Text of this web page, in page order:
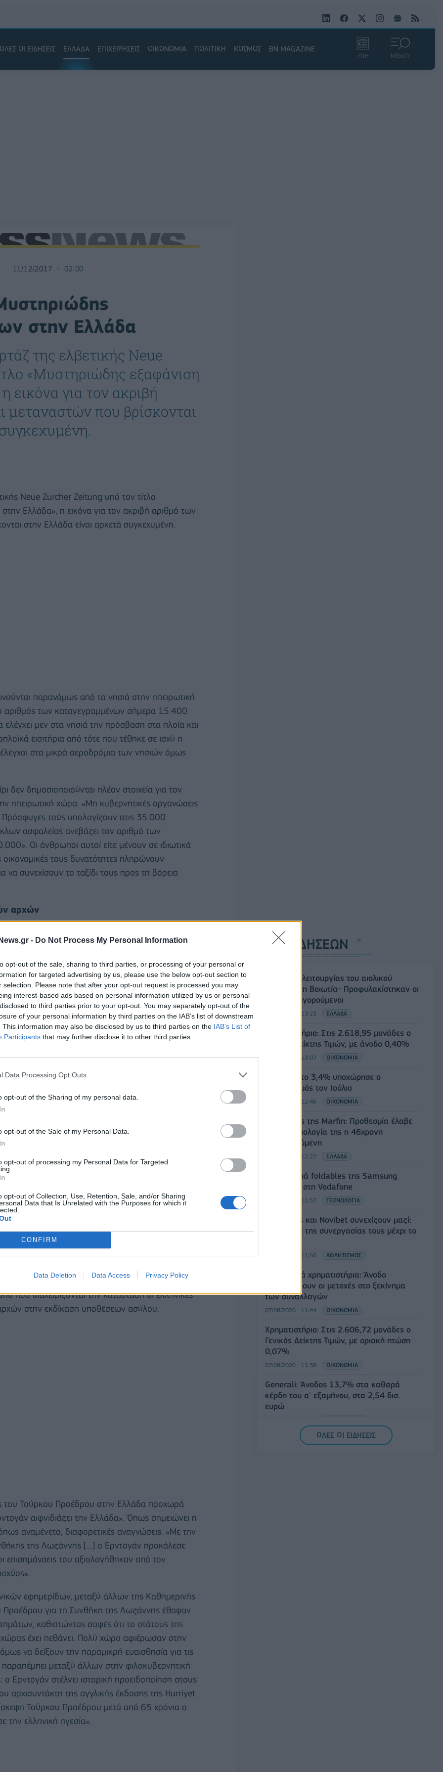
- Do Not Process My Personal Information
opt-out of the sale, sharing to third parties, or processing of your personal or
for targeted advertising by us, please use the below opt-out section to
selection. Please note that after your opt-out request is processed you may
interest-based ads based on personal information utilized by us or personal
to third parties prior to your opt-out. You may separately opt-out of the
of your personal information by third parties on the IAB’s list of downstream
This information may also be disclosed by us to third parties on the IAB’s List of
Participants that may further disclose it to other third parties.
Data Processing Opt Outs
opt-out of the Sharing of my personal data.
opt-out of the Sale of my Personal Data.
opt-out of processing my Personal Data for Targeted
opt-out of Collection, Use, Retention, Sale, and/or Sharing
Data that Is Unrelated with the Purposes for which it
CONFIRM
Data Deletion Data Access Privacy Policy
ΟΛΕΣ ΟΙ ΕΙΔΗΣΕΙΣ ΕΛΛΑΔΑ ΕΠΙΧΕΙΡΗΣΕΙΣ ΟΙΚΟΝΟΜΙΑ ΠΟΛΙΤΙΚΗ ΚΟΣΜΟΣ BN MAGAZINE
ΡΟΗ ΜΕΝΟΥ
11/12/2017 02:00
στην Ελλάδα
της ελβετικής Neue
«Μυστηριώδης εξαφάνιση
για τον ακριβή
που βρίσκονται
Neue Zurcher Zeitung υπό τον τίτλο
Ελλάδα», η εικόνα για τον ακριβή αριθμό των
στην Ελλάδα είναι αρκετά συγκεχυμένη.
παρανόμως από τα νησιά στην ηπειρωτική
αριθμός των καταγεγραμμένων σήμερα 15.400
μεν στα νησιά την πρόσβαση στα πλοία και
εισιτήρια από τότε που τέθηκε σε ισχύ η
στα μικρά αεροδρόμια των νησιών όμως
δημοσιοποιούνται πλέον στοιχεία για τον
ηπειρωτική χώρα. «Μη κυβερνητικές οργανώσεις
τούς υπολογίζουν στις 35.000
ασφαλείας ανεβάζει τον αριθμό των
Οι άνθρωποι αυτοί είτε μένουν σε ιδιωτικά
οικονομικές τους δυνατότητες πληρώνουν
να συνεχίσουν το ταξίδι τους προς τη βόρεια
αρχών
εκτιμήσεις με την επαναφορά των συνοριακών
από την Ελλάδα. Όπως γράφει, η γερμανική
και μεταναστών που επιχειρούν να μεταβούν
Γι΄ αυτό και η Γερμανία προχωρά από το
από την Ελλάδα.
αρχών να μην προχωρήσει σε
πρόσφυγες στην ηπειρωτική Ελλάδα, όπως
επισημαίνεται, οι διακινητές στην Τουρκία
πλοιάριά τους στα ελληνικά νησιά.
European Stability Initiative, σε προτάσεις του
σε έναν καταστροφικό απολογισμό,
έγραψε στο Twitter για τη Μόρια της Λέσβου,
παρά τα εκατοντάδες εκατομμύρια ευρώ για
‘Η αποτυχία αυτή είναι αδικαιολόγητη', όπως
που διαχειρίζονται την κατάσταση οι ελληνικές
στην εκδίκαση υποθέσεων ασύλου.
του Τούρκου Προέδρου στην Ελλάδα προχωρά
αιφνιδιάζει την Ελλάδα». Όπως σημειώνει η
αναμένετο, διαφορετικές αναγνώσεις: «Με την
της Λωζάννης […] ο Ερντογάν προκάλεσε
του αξιολογήθηκαν από τον
εφημερίδων, μεταξύ άλλων της Καθημερινής
Προέδρου για τη Συνθήκη της Λωζάννης έθαψαν
καθιστώντας σαφές ότι το στάτους της
έχει πεθάνει. Πολύ χώρο αφιέρωσαν στην
να δείξουν την παραμικρή ευαισθησία για τις
μεταξύ άλλων στην φιλοκυβερνητική
στέλνει ιστορική προειδοποίηση στους
αρχισυντάκτη της αγγλικής έκδοσης της Hurriyet
Τούρκου Προέδρου μετά από 65 χρόνια ο
την ελληνική ηγεσία».
ΡΟΗ ΕΙΔΗΣΕΩΝ
Αναστολή λειτουργίας του αιολικού
πάρκου στη Βοιωτία- Προφυλακίστηκαν οι
τρεις κατηγορούμενοι
07/08/2026 - 13:23 ΕΛΛΑΔΑ
Χρηματιστήριο: Στις 2.618,95 μονάδες ο
Γενικός Δείκτης Τιμών, με άνοδο 0,40%
07/08/2026 - 13:07 ΟΙΚΟΝΟΜΙΑ
ΕΛΣΤΑΤ: Στο 3,4% υποχώρησε ο
πληθωρισμός τον Ιούλιο
07/08/2026 - 12:46 ΟΙΚΟΝΟΜΙΑ
Εμπρησμός της Marfin: Προθεσμία έλαβε
για την απολογία της η 46χρονη
κατηγορούμενη
07/08/2026 - 12:27 ΕΛΛΑΔΑ
Η νέα σειρά foldables της Samsung
διαθέσιμη στη Vodafone
07/08/2026 - 11:57 ΤΕΧΝΟΛΟΓΙΑ
Ατρόμητος και Novibet συνεχίζουν μαζί:
Ανανέωση της συνεργασίας τους μέχρι το
07/08/2026 - 11:50 ΑΘΛΗΤΙΣΜΟΣ
Ευρωπαϊκά χρηματιστήρια: Άνοδο
καταγράφουν οι μετοχές στο ξεκίνημα
των συναλλαγών
07/08/2026 - 11:44 ΟΙΚΟΝΟΜΙΑ
Χρηματιστήριο: Στις 2.606,72 μονάδες ο
Γενικός Δείκτης Τιμών, με οριακή πτώση
0,07%
07/08/2026 - 11:38 ΟΙΚΟΝΟΜΙΑ
Generali: Άνοδος 13,7% στα καθαρά
κέρδη του α' εξαμήνου, στα 2,54 δισ.
ευρώ
Κ. Χατζηδάκης: Σε ισχύ μόνο οι εγκύκλιοι
ΟΛΕΣ ΟΙ ΕΙΔΗΣΕΙΣ